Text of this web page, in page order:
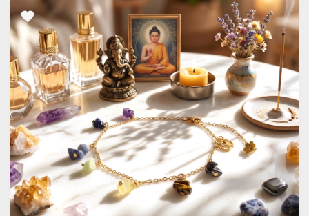
Decrescente
ADICIONAR
OS
FAVORITOS